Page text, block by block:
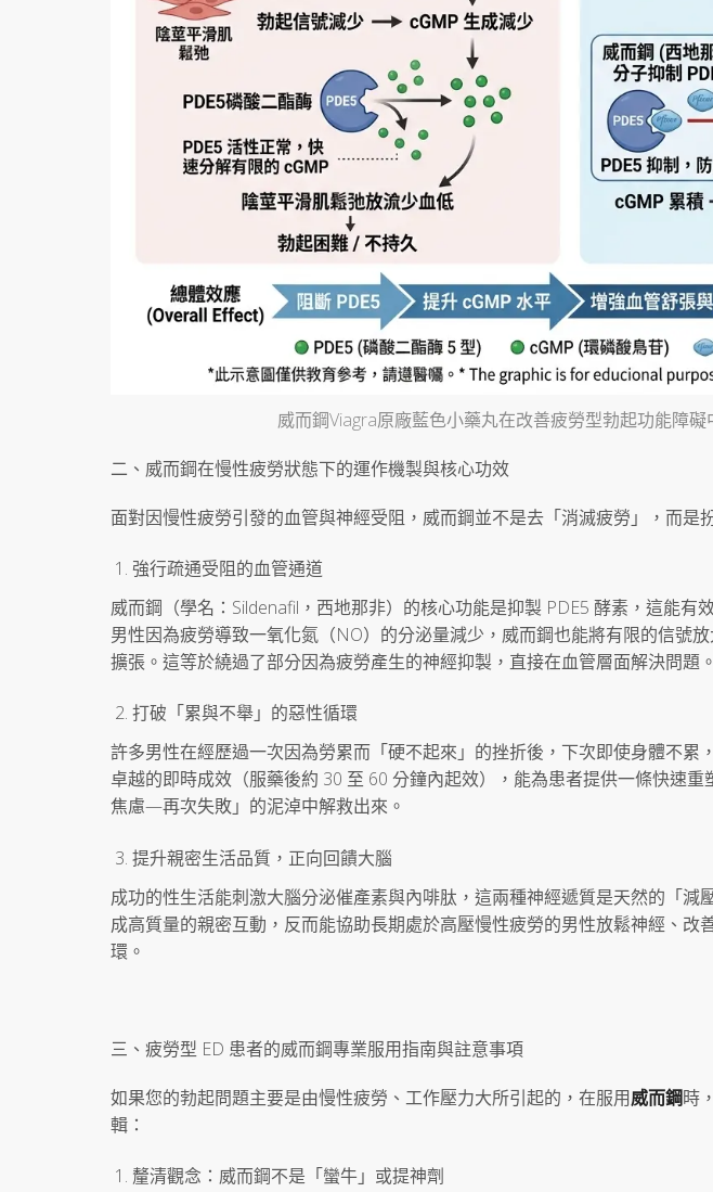
威而鋼Viagra原廠藍色小藥丸在改善疲勞型勃起功能障
二、威而鋼在慢性疲勞狀態下的運作機製與核心功效
面對因慢性疲勞引發的血管與神經受阻，威而鋼並不是去「消滅疲勞」，而是
強行疏通受阻的血管通道
威而鋼（學名：Sildenafil，西地那非）的核心功能是抑製 PDE5 酵素，這能有
男性因為疲勞導致一氧化氮（NO）的分泌量減少，威而鋼也能將有限的信號
擴張。這等於繞過了部分因為疲勞產生的神經抑製，直接在血管層面解決問題。
打破「累與不舉」的惡性循環
許多男性在經歷過一次因為勞累而「硬不起來」的挫折後，下次即使身體不累
卓越的即時成效（服藥後約 30 至 60 分鐘內起效），能為患者提供一條快速
焦慮—再次失敗」的泥淖中解救出來。
提升親密生活品質，正向回饋大腦
成功的性生活能刺激大腦分泌催產素與內啡肽，這兩種神經遞質是天然的「減
成高質量的親密互動，反而能協助長期處於高壓慢性疲勞的男性放鬆神經、改
環。
三、疲勞型 ED 患者的威而鋼專業服用指南與註意事項
如果您的勃起問題主要是由慢性疲勞、工作壓力大所引起的，在服用威而鋼時
輯：
釐清觀念：威而鋼不是「蠻牛」或提神劑